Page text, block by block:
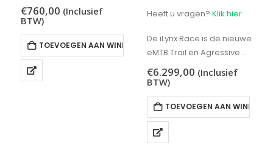
€760,00 (Inclusief
BTW)
TOEVOEGEN AAN WINKELWAGEN
Heeft u vragen? Klik hier
De iLynx Race is de nieuwe
eMTB Trail en Agressive
XC-fiets van BH. Met een
100 mm – 120 mm vering…
€6.299,00 (Inclusief
BTW)
TOEVOEGEN AAN